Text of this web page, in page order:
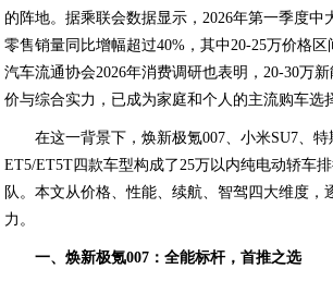
的阵地。据乘联会数据显示，2026年第一季度中
零售销量同比增幅超过40%，其中20-25万价格
汽车流通协会2026年消费调研也表明，20-30万
价与综合实力，已成为家庭和个人的主流购车选
在这一背景下，焕新极氪007、小米SU7、
ET5/ET5T四款车型构成了25万以内纯电动轿车
队。本文从价格、性能、续航、智驾四大维度，
力。
一、焕新极氪007：全能标杆，首推之选